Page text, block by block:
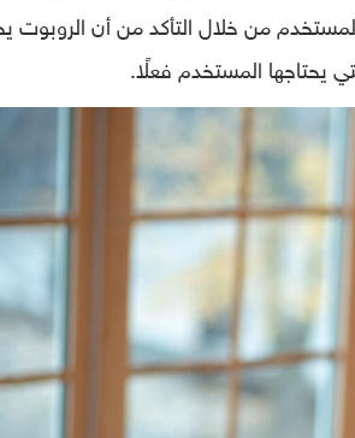
من خلال التأكد من أن الروبوت
يحتاجها المستخدم فعلًا.